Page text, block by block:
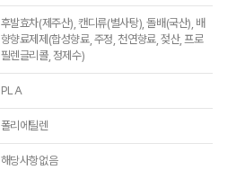
후발효차(제주산), 캔디류(별사탕), 돌배(국산), 배
향향료제제(합성향료, 주정, 천연향료, 젖산, 프로
필렌글리콜, 정제수)
PLA
폴리에틸렌
해당사항없음